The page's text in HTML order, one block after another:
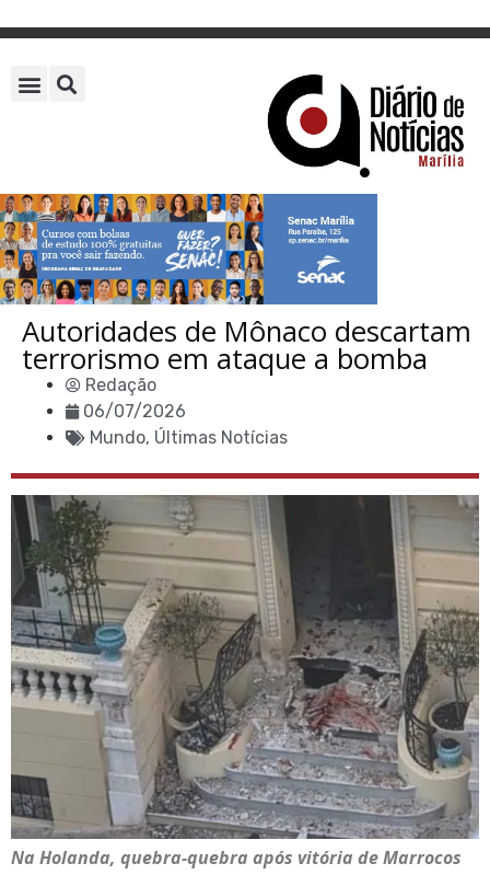
Autoridades de Mônaco descartam
terrorismo em ataque a bomba
Redação
06/07/2026
Mundo, Últimas Notícias
Na Holanda, quebra-quebra após vitória de Marrocos